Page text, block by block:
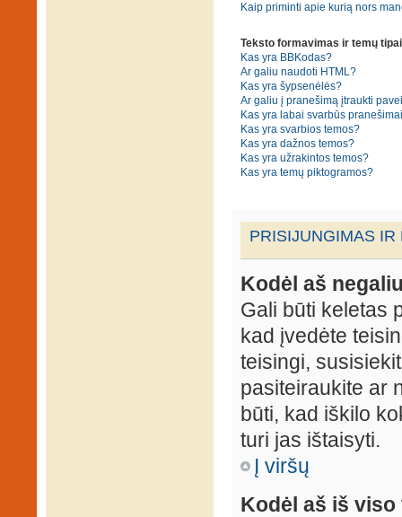
Kaip priminti apie kurią nors
Teksto formavimas ir temų tipai
Kas yra BBKodas?
Ar galiu naudoti HTML?
Kas yra šypsenėlės?
Ar galiu į pranešimą įtraukti
Kas yra labai svarbūs
Kas yra svarbios temos?
Kas yra dažnos temos?
Kas yra užrakintos temos?
Kas yra temų piktogramos?
PRISIJUNGIMAS IR
Kodėl aš
Gali būti keletas
kad įvedėte
teisingi,
pasiteiraukite ar
būti, kad iškilo
turi jas ištaisyti.
Į viršų
Kodėl aš iš